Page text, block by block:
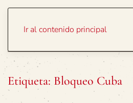
Ir al contenido principal
Etiqueta: Bloqueo Cuba